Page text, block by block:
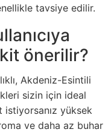
tavsiye edilir.
önerilir?
Akdeniz-Esintili
sizin için ideal
yüksek
ve daha az buhar